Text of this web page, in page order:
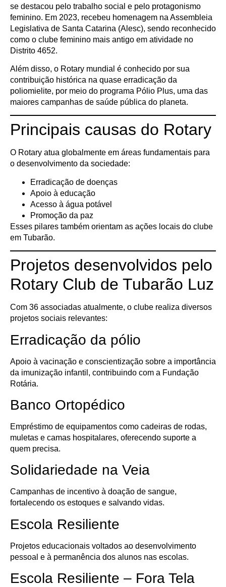
se destacou pelo trabalho social e pelo protagonismo
feminino. Em 2023, recebeu homenagem na Assembleia
Legislativa de Santa Catarina (Alesc), sendo reconhecido
como o clube feminino mais antigo em atividade no
Distrito 4652.
Além disso, o Rotary mundial é conhecido por sua
contribuição histórica na quase erradicação da
poliomielite, por meio do programa Pólio Plus, uma das
maiores campanhas de saúde pública do planeta.
Principais causas do Rotary
O Rotary atua globalmente em áreas fundamentais para
o desenvolvimento da sociedade:
Erradicação de doenças
Apoio à educação
Acesso à água potável
Promoção da paz
Esses pilares também orientam as ações locais do clube
em Tubarão.
Projetos desenvolvidos pelo
Rotary Club de Tubarão Luz
Com 36 associadas atualmente, o clube realiza diversos
projetos sociais relevantes:
Erradicação da pólio
Apoio à vacinação e conscientização sobre a importância
da imunização infantil, contribuindo com a Fundação
Rotária.
Banco Ortopédico
Empréstimo de equipamentos como cadeiras de rodas,
muletas e camas hospitalares, oferecendo suporte a
quem precisa.
Solidariedade na Veia
Campanhas de incentivo à doação de sangue,
fortalecendo os estoques e salvando vidas.
Escola Resiliente
Projetos educacionais voltados ao desenvolvimento
pessoal e à permanência dos alunos nas escolas.
Escola Resiliente – Fora Tela